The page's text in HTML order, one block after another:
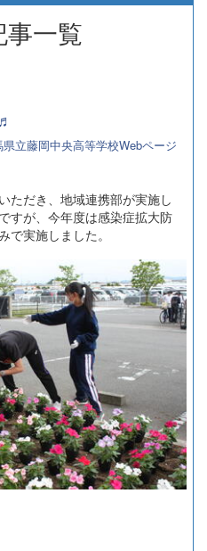
一覧
県立藤岡中央高等学校Webページ
ただき、地域連携部が実施し
すが、今年度は感染症拡大防
で実施しました。